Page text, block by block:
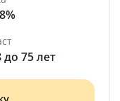
до 75 лет